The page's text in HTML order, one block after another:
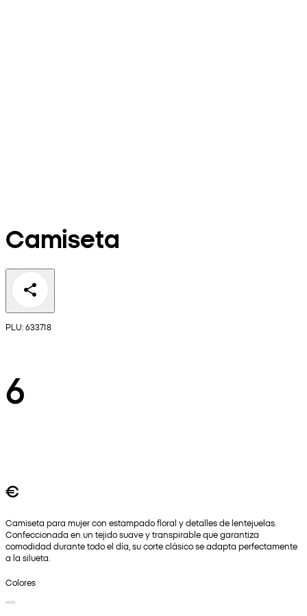
Camiseta
PLU: 633718
6
€
Camiseta para mujer con estampado floral y detalles de lentejuelas.
Confeccionada en un tejido suave y transpirable que garantiza
comodidad durante todo el día, su corte clásico se adapta perfectamente
a la silueta.
Colores